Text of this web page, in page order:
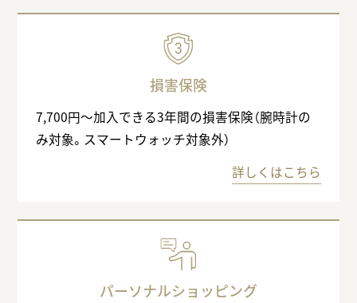
損害保険
7,700円〜加入できる3年間の損害保険（腕時計の
み対象。スマートウォッチ対象外）
詳しくはこちら
パーソナルショッピング